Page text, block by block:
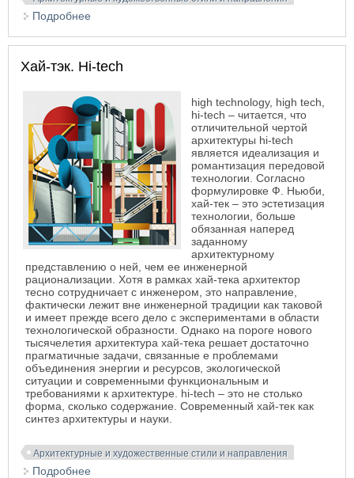
Подробнее
Хай-тэк. Hi-tech
high technology, high tech,
hi-tech – читается, что
отличительной чертой
архитектуры hi-tech
является идеализация и
романтизация передовой
технологии. Согласно
формулировке Ф. Ньюби,
хай-тек – это эстетизация
технологии, больше
обязанная наперед
заданному
архитектурному
представлению о ней, чем ее инженерной
рационализации. Хотя в рамках хай-тека архитектор
тесно сотрудничает с инженером, это направление,
фактически лежит вне инженерной традиции как таковой
и имеет прежде всего дело с экспериментами в области
технологической образности. Однако на пороге нового
тысячелетия архитектура хай-тека решает достаточно
прагматичные задачи, связанные е проблемами
объединения энергии и ресурсов, экологической
ситуации и современными функциональным и
требованиями к архитектуре. hi-tech – это не столько
форма, сколько содержание. Современный хай-тек как
синтез архитектуры и науки.
Архитектурные и художественные стили и направления
Подробнее